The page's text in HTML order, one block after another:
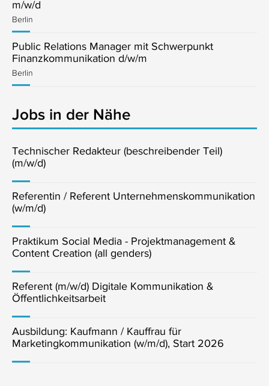
m/w/d
Berlin
Public Relations Manager mit Schwerpunkt
Finanzkommunikation d/w/m
Berlin
Jobs in der Nähe
Technischer Redakteur (beschreibender Teil)
(m/w/d)
Referentin / Referent Unternehmenskommunikation
(w/m/d)
Praktikum Social Media - Projektmanagement &
Content Creation (all genders)
Referent (m/w/d) Digitale Kommunikation &
Öffentlichkeitsarbeit
Ausbildung: Kaufmann / Kauffrau für
Marketingkommunikation (w/m/d), Start 2026